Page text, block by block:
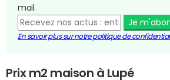
mail.
Je
En savoir plus sur notre politique de
Prix m2 maison à Lupé